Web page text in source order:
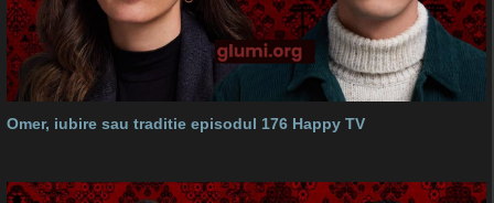
Omer, iubire sau traditie episodul 176 Happy TV